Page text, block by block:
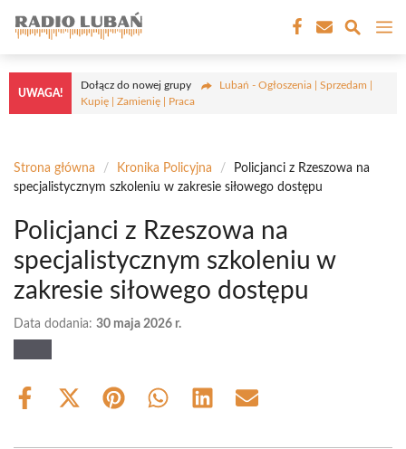
treści
UWAGA!
Dołącz do nowej grupy
Lubań - Ogłoszenia | Sprzedam |
Kupię | Zamienię | Praca
Strona główna / Kronika Policyjna /
Policjanci z Rzeszowa na
specjalistycznym szkoleniu w zakresie siłowego dostępu
Policjanci z Rzeszowa na
specjalistycznym szkoleniu w
zakresie siłowego dostępu
Data dodania: 30 maja 2026 r.
Share
Share Share Share Share Share